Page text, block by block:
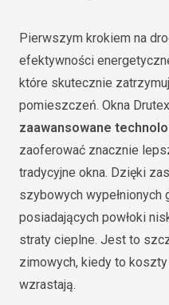
Pierwszym krokiem na
efektywności
które skutecznie
pomieszczeń. Okna
zaawansowane
zaoferować znacznie
tradycyjne okna. Dzięki
szybowych wypełnionych
posiadających powłoki
straty cieplne. Jest to
zimowych, kiedy to
wzrastają.